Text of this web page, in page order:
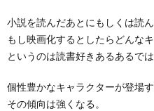
小説を読んだあとにもしくは読ん
もし映画化するとしたらどんな
というのは読書好きあるあるでは
個性豊かなキャラクターが登場
その傾向は強くなる。